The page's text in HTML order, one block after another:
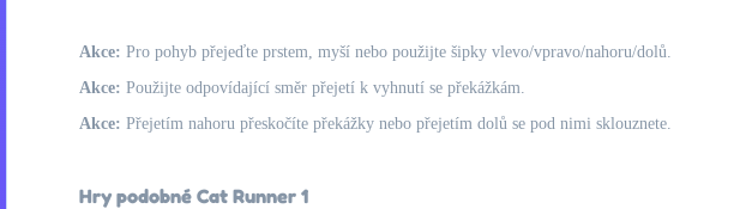
Akce: Pro pohyb přejeďte prstem, myší nebo použijte šipky vlevo/vpravo/nahoru/dolů.
Akce: Použijte odpovídající směr přejetí k vyhnutí se překážkám.
Akce: Přejetím nahoru přeskočíte překážky nebo přejetím dolů se pod nimi sklouznete.
Hry podobné Cat Runner 1